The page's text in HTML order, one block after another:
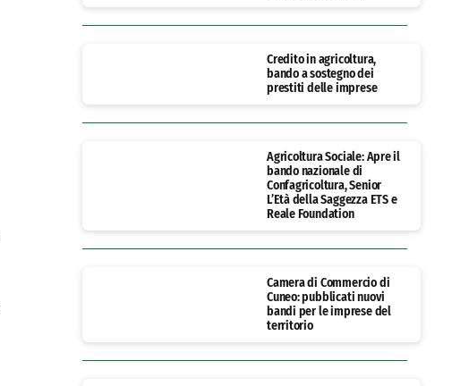
Credito in agricoltura,
bando a sostegno dei
prestiti delle imprese
Agricoltura Sociale: Apre il
bando nazionale di
Confagricoltura, Senior
L’Età della Saggezza ETS e
Reale Foundation
Camera di Commercio di
Cuneo: pubblicati nuovi
bandi per le imprese del
territorio